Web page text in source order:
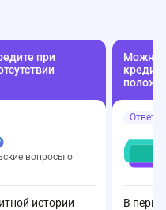
(где нет
доход по
что в
Как
в таком
мобильное
совсем не
своими
она
функции?
такого не
Очень
при
вопросы о
истории
Можно
Ответ
В